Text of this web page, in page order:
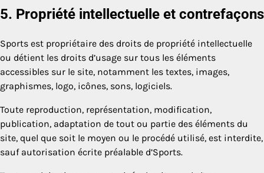
5. Propriété intellectuelle et contrefaçons
Sports est propriétaire des droits de propriété intellectuelle
ou détient les droits d’usage sur tous les éléments
accessibles sur le site, notamment les textes, images,
graphismes, logo, icônes, sons, logiciels.
Toute reproduction, représentation, modification,
publication, adaptation de tout ou partie des éléments du
site, quel que soit le moyen ou le procédé utilisé, est interdite,
sauf autorisation écrite préalable d’Sports.